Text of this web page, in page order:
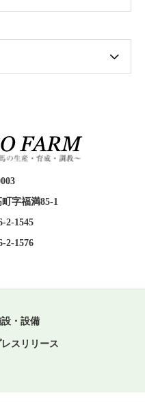
字福満85-1
2-1545
2-1576
・設備
レスリリース